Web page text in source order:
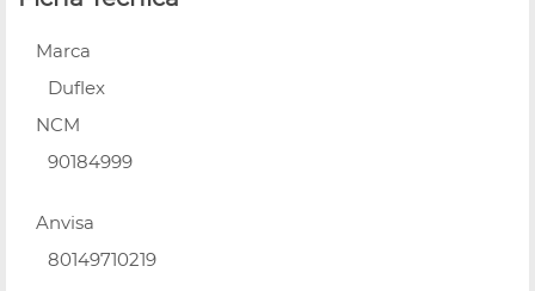
Marca
Duflex
NCM
90184999
Anvisa
80149710219